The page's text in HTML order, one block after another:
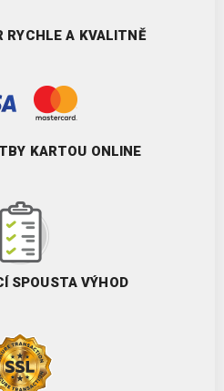
RYCHLE A KVALITNĚ
KARTOU ONLINE
SPOUSTA VÝHOD